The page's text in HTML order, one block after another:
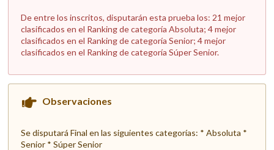
De entre los inscritos, disputarán esta prueba los: 21 mejor
clasificados en el Ranking de categoría Absoluta; 4 mejor
clasificados en el Ranking de categoría Senior; 4 mejor
clasificados en el Ranking de categoría Súper Senior.
Observaciones
Se disputará Final en las siguientes categorías: * Absoluta *
Senior * Súper Senior